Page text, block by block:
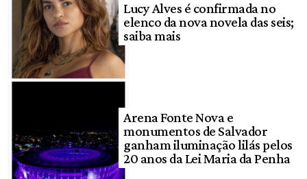
Lucy Alves é confirmada no
elenco da nova novela das seis;
saiba mais
Arena Fonte Nova e
monumentos de Salvador
ganham iluminação lilás pelos
20 anos da Lei Maria da Penha